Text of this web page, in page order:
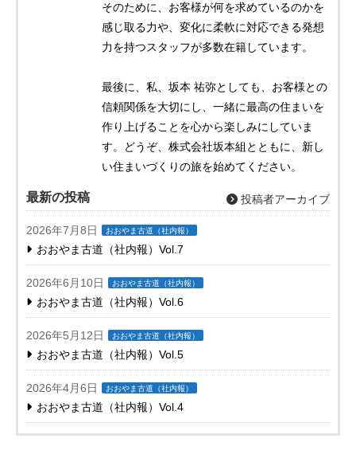
そのために、お客様が何を求めているのかを
感じ取る力や、変化に柔軟に対応できる発想
力を持つスタッフが多数在籍しています。
最後に、私、坂本 祐弥としても、お客様との
信頼関係を大切にし、一緒に最高の住まいを
作り上げることを心から楽しみにしていま
す。どうぞ、株式会社坂本組とともに、新し
い住まいづくりの旅を始めてください。
最新の投稿 投稿者アーカイブ
2026年7月8日 おおやま古道（社内報）
おおやま古道（社内報）Vol.7
2026年6月10日 おおやま古道（社内報）
おおやま古道（社内報）Vol.6
2026年5月12日 おおやま古道（社内報）
おおやま古道（社内報）Vol.5
2026年4月6日 おおやま古道（社内報）
おおやま古道（社内報）Vol.4